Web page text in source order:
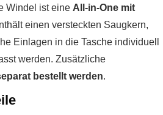
Windel ist eine All-in-One mit
einen versteckten Saugkern,
Einlagen in die Tasche individuell
werden. Zusätzliche
bestellt werden.